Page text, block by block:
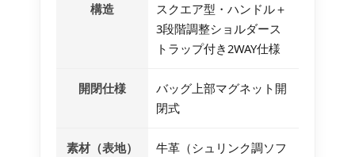
構造
スクエア型・ハンドル＋
3段階調整ショルダース
トラップ付き2WAY仕様
開閉仕様
バッグ上部マグネット開
閉式
素材（表地）
牛革（シュリンク調ソフ